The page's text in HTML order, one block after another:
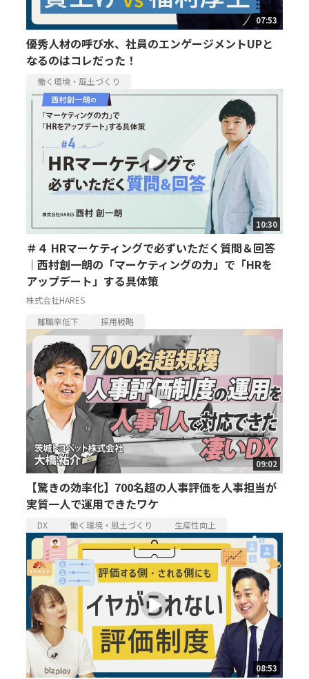
07:53
優秀人材の呼び水、社員のエンゲージメントUPと
なるのはコレだった！
働く環境・風土づくり
10:30
＃４ HRマーケティングで必ずいただく質問＆回答
｜西村創一朗の「マーケティングの力」で「HRを
アップデート」する具体策
株式会社HARES
離職率低下
採用戦略
09:02
【驚きの効率化】700名超の人事評価を人事担当が
実質一人で運用できたワケ
DX 働く環境・風土づくり 生産性向上
08:53